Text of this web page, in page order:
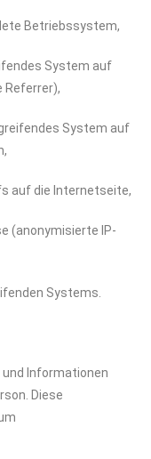
Betriebssystem,
System auf
Referrer),
System auf
auf die Internetseite,
(anonymisierte IP-
Systems.
und Informationen
Diese